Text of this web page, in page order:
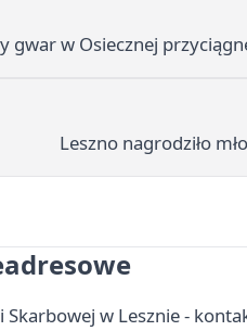
gwar w Osiecznej
Leszno nagrodziło
w Lesznie -